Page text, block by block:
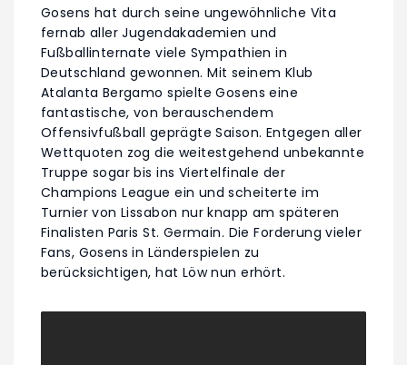
Gosens hat durch seine ungewöhnliche Vita
fernab aller Jugendakademien und
Fußballinternate viele Sympathien in
Deutschland gewonnen. Mit seinem Klub
Atalanta Bergamo spielte Gosens eine
fantastische, von berauschendem
Offensivfußball geprägte Saison. Entgegen aller
Wettquoten zog die weitestgehend unbekannte
Truppe sogar bis ins Viertelfinale der
Champions League ein und scheiterte im
Turnier von Lissabon nur knapp am späteren
Finalisten Paris St. Germain. Die Forderung vieler
Fans, Gosens in Länderspielen zu
berücksichtigen, hat Löw nun erhört.